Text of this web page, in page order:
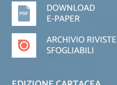
DOWNLOAD
E-PAPER
ARCHIVIO RIVISTE
SFOGLIABILI